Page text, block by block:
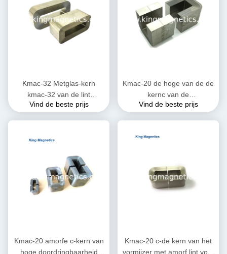
Kmac-32 Metglas-kern
kmac-32 van de lint
gekronkelde amorfe
Vind de beste prijs
Kmac-20 de hoge van de de
kernc van de
prestatiestransformator
Vind de beste prijs
Kmac-20 amorfe c-kern van
hoge doordringbaarheid
Kmac-20 c-de kern van het
vormijzer met amorf lint voor